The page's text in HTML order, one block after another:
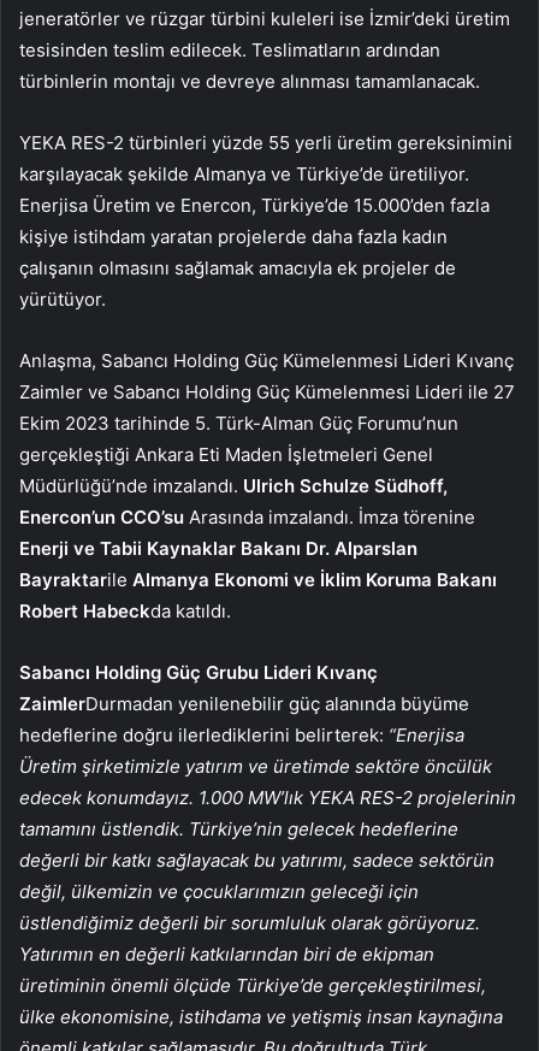
jeneratörler ve rüzgar türbini kuleleri ise İzmir’deki üretim
tesisinden teslim edilecek. Teslimatların ardından
türbinlerin montajı ve devreye alınması tamamlanacak.
YEKA RES-2 türbinleri yüzde 55 yerli üretim gereksinimini
karşılayacak şekilde Almanya ve Türkiye’de üretiliyor.
Enerjisa Üretim ve Enercon, Türkiye’de 15.000’den fazla
kişiye istihdam yaratan projelerde daha fazla kadın
çalışanın olmasını sağlamak amacıyla ek projeler de
yürütüyor.
Anlaşma, Sabancı Holding Güç Kümelenmesi Lideri Kıvanç
Zaimler ve Sabancı Holding Güç Kümelenmesi Lideri ile 27
Ekim 2023 tarihinde 5. Türk-Alman Güç Forumu’nun
gerçekleştiği Ankara Eti Maden İşletmeleri Genel
Müdürlüğü’nde imzalandı. Ulrich Schulze Südhoff,
Enercon’un CCO’su Arasında imzalandı. İmza törenine
Enerji ve Tabii Kaynaklar Bakanı Dr. Alparslan
Bayraktarile Almanya Ekonomi ve İklim Koruma Bakanı
Robert Habeckda katıldı.
Sabancı Holding Güç Grubu Lideri Kıvanç
ZaimlerDurmadan yenilenebilir güç alanında büyüme
hedeflerine doğru ilerlediklerini belirterek: “Enerjisa
Üretim şirketimizle yatırım ve üretimde sektöre öncülük
edecek konumdayız. 1.000 MW’lık YEKA RES-2 projelerinin
tamamını üstlendik. Türkiye’nin gelecek hedeflerine
değerli bir katkı sağlayacak bu yatırımı, sadece sektörün
değil, ülkemizin ve çocuklarımızın geleceği için
üstlendiğimiz değerli bir sorumluluk olarak görüyoruz.
Yatırımın en değerli katkılarından biri de ekipman
üretiminin önemli ölçüde Türkiye’de gerçekleştirilmesi,
ülke ekonomisine, istihdama ve yetişmiş insan kaynağına